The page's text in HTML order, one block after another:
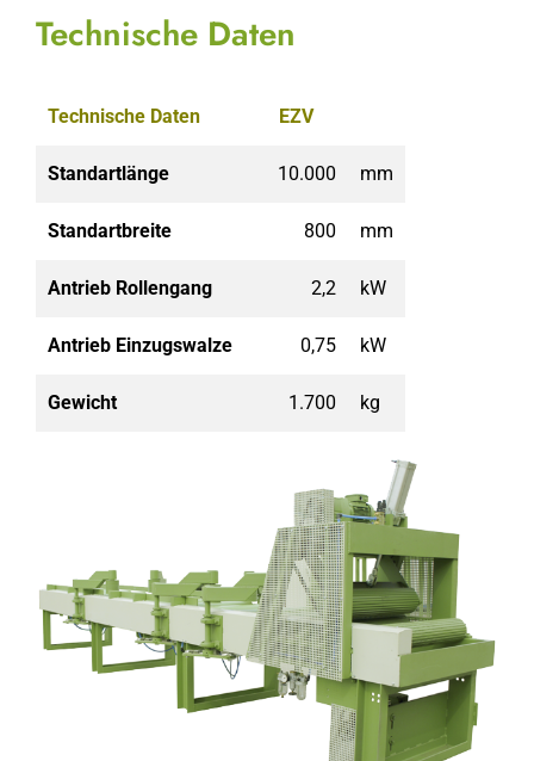
Technische Daten
Technische Daten EZV
Standartlänge 10.000 mm
Standartbreite 800 mm
Antrieb Rollengang 2,2 kW
Antrieb Einzugswalze 0,75 kW
Gewicht 1.700 kg